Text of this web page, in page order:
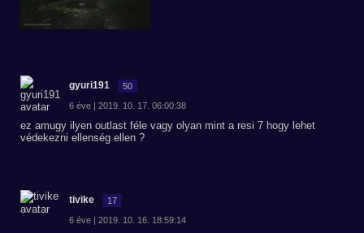
gyuri191 50
6 éve | 2019. 10. 17. 06:00:38
ez amugy ilyen outlast féle vagy olyan mint a resi 7 hogy lehet
védekezni ellenség ellen ?
tivike 17
6 éve | 2019. 10. 16. 18:59:14